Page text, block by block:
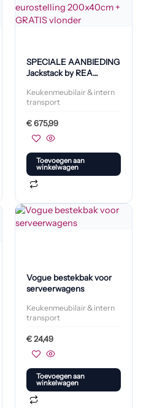
SPECIALE AANBIEDING
Jackstack by REA
GRATIS vlonder
Keukenmeubilair & intern
transport
€675,99
Toevoegen aan
winkelwagen
Vogue bestekbak voor
serveerwagens
Keukenmeubilair & intern
transport
€24,49
Toevoegen aan
winkelwagen